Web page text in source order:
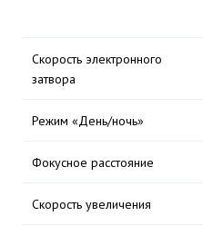
Скорость электронного
затвора
Режим «День/ночь»
Фокусное расстояние
Скорость увеличения